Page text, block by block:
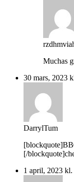
Muchas
30 mars, 2023
DarrylTum
[/
1 april, 2023 kl.